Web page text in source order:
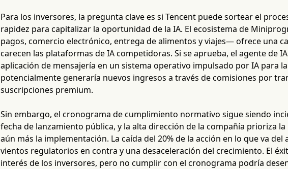
Para los inversores, la pregunta clave es si Tencent puede sortear el
rapidez para capitalizar la oportunidad de la IA. El ecosistema de
pagos, comercio electrónico, entrega de alimentos y viajes— ofrece una
carecen las plataformas de IA competidoras. Si se aprueba, el agente de
aplicación de mensajería en un sistema operativo impulsado por IA para
potencialmente generaría nuevos ingresos a través de comisiones por
suscripciones premium.
Sin embargo, el cronograma de cumplimiento normativo sigue siendo
fecha de lanzamiento pública, y la alta dirección de la compañía prioriza
aún más la implementación. La caída del 20% de la acción en lo que va
vientos regulatorios en contra y una desaceleración del crecimiento. El
interés de los inversores, pero no cumplir con el cronograma podría